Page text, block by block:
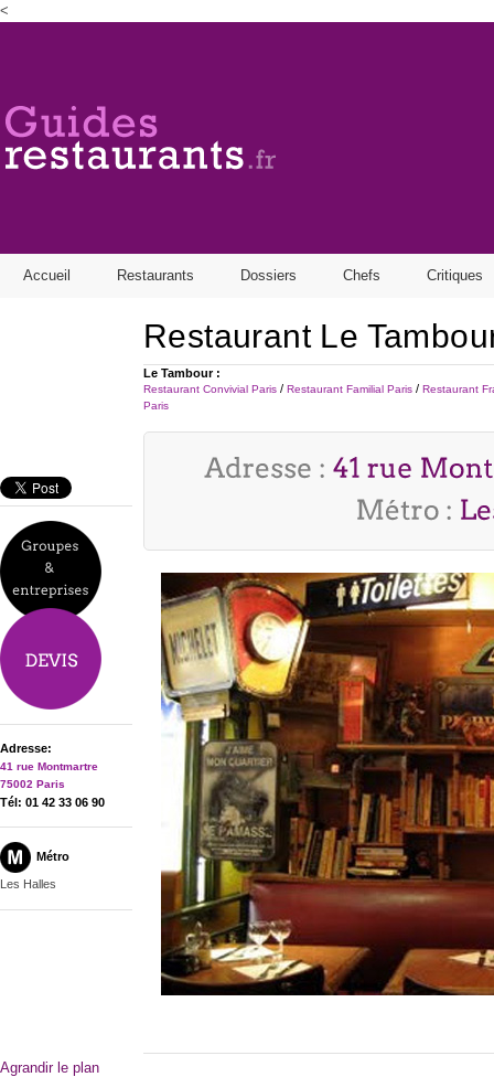
<
Accueil Restaurants Dossiers Chefs Critiques
Adresse:
41 rue Montmartre
75002 Paris
Tél: 01 42 33 06 90
Métro
Les Halles
Agrandir le plan
Restaurant Le
Le Tambour :
Restaurant Convivial Paris / Restaurant Familial Paris / Restaurant
Paris